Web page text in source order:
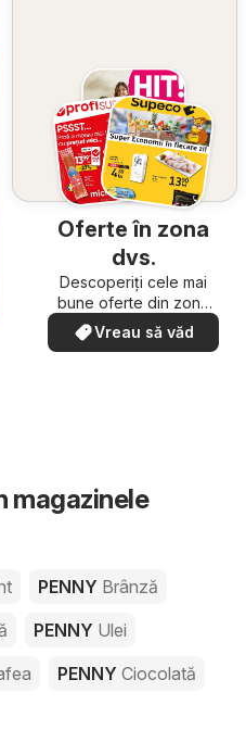
Oferte în zona
dvs.
Descoperiți cele mai
bune oferte din zona
dumneavoastră
Vreau să văd
magazinele
PENNY Brânză
PENNY Ulei
PENNY Ciocolată